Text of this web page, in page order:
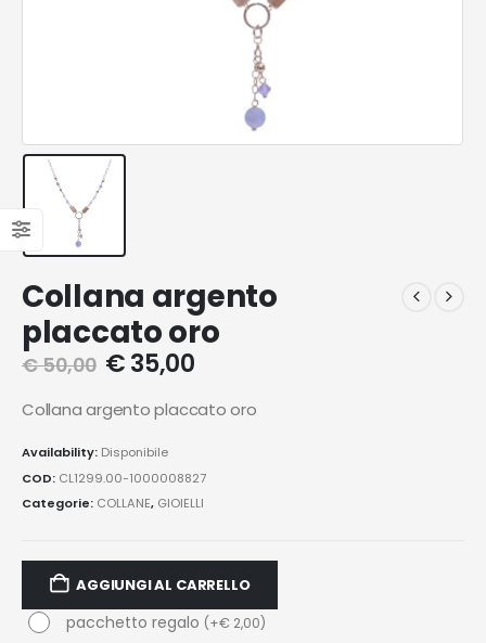
Collana argento
placcato oro
€50,00 €35,00
Collana argento placcato oro
Availability: Disponibile
COD: CL1299.00-1000008827
Categorie: COLLANE, GIOIELLI
AGGIUNGI AL CARRELLO
pacchetto regalo (+€2,00)